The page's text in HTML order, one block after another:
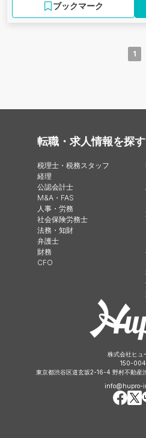
ブックマーク
1
転職・求人情報を探す
税理士・税務スタッフ
経理
公認会計士
M&A・FAS
人事・労務
社会保険労務士
法務・知財
弁護士
財務
CFO
株式会社ヒュ
150-
東京都渋谷区道玄坂2-16-4 野村不動産
info@hupro-